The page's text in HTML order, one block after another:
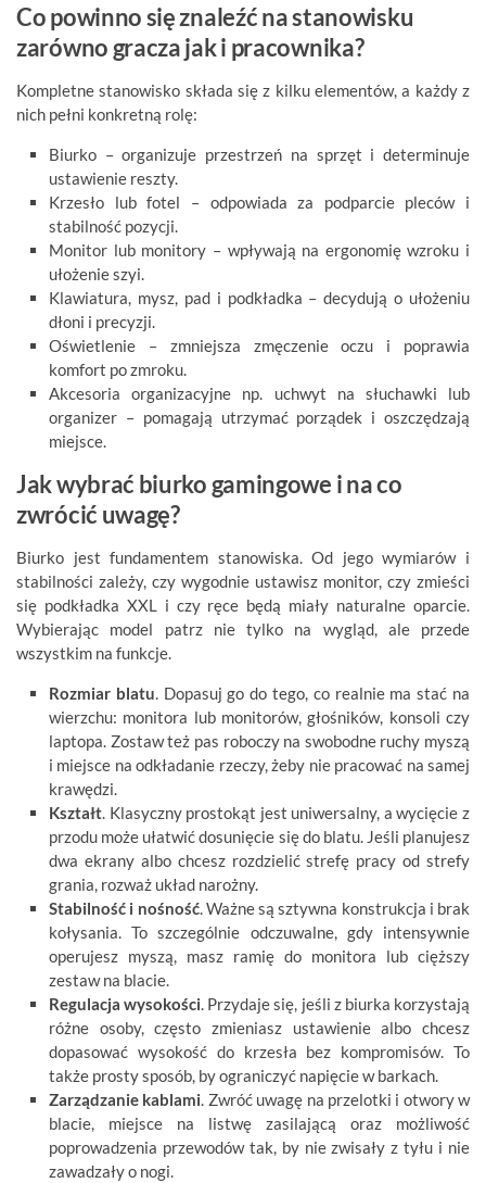
Co powinno się znaleźć na stanowisku
zarówno gracza jak i pracownika?
Kompletne stanowisko składa się z kilku elementów, a każdy z
nich pełni konkretną rolę:
Biurko – organizuje przestrzeń na sprzęt i determinuje
ustawienie reszty.
Krzesło lub fotel – odpowiada za podparcie pleców i
stabilność pozycji.
Monitor lub monitory – wpływają na ergonomię wzroku i
ułożenie szyi.
Klawiatura, mysz, pad i podkładka – decydują o ułożeniu
dłoni i precyzji.
Oświetlenie – zmniejsza zmęczenie oczu i poprawia
komfort po zmroku.
Akcesoria organizacyjne np. uchwyt na słuchawki lub
organizer – pomagają utrzymać porządek i oszczędzają
miejsce.
Jak wybrać biurko gamingowe i na co
zwrócić uwagę?
Biurko jest fundamentem stanowiska. Od jego wymiarów i
stabilności zależy, czy wygodnie ustawisz monitor, czy zmieści
się podkładka XXL i czy ręce będą miały naturalne oparcie.
Wybierając model patrz nie tylko na wygląd, ale przede
wszystkim na funkcje.
Rozmiar blatu. Dopasuj go do tego, co realnie ma stać na
wierzchu: monitora lub monitorów, głośników, konsoli czy
laptopa. Zostaw też pas roboczy na swobodne ruchy myszą
i miejsce na odkładanie rzeczy, żeby nie pracować na samej
krawędzi.
Kształt. Klasyczny prostokąt jest uniwersalny, a wycięcie z
przodu może ułatwić dosunięcie się do blatu. Jeśli planujesz
dwa ekrany albo chcesz rozdzielić strefę pracy od strefy
grania, rozważ układ narożny.
Stabilność i nośność. Ważne są sztywna konstrukcja i brak
kołysania. To szczególnie odczuwalne, gdy intensywnie
operujesz myszą, masz ramię do monitora lub cięższy
zestaw na blacie.
Regulacja wysokości. Przydaje się, jeśli z biurka korzystają
różne osoby, często zmieniasz ustawienie albo chcesz
dopasować wysokość do krzesła bez kompromisów. To
także prosty sposób, by ograniczyć napięcie w barkach.
Zarządzanie kablami. Zwróć uwagę na przelotki i otwory w
blacie, miejsce na listwę zasilającą oraz możliwość
poprowadzenia przewodów tak, by nie zwisały z tyłu i nie
zawadzały o nogi.